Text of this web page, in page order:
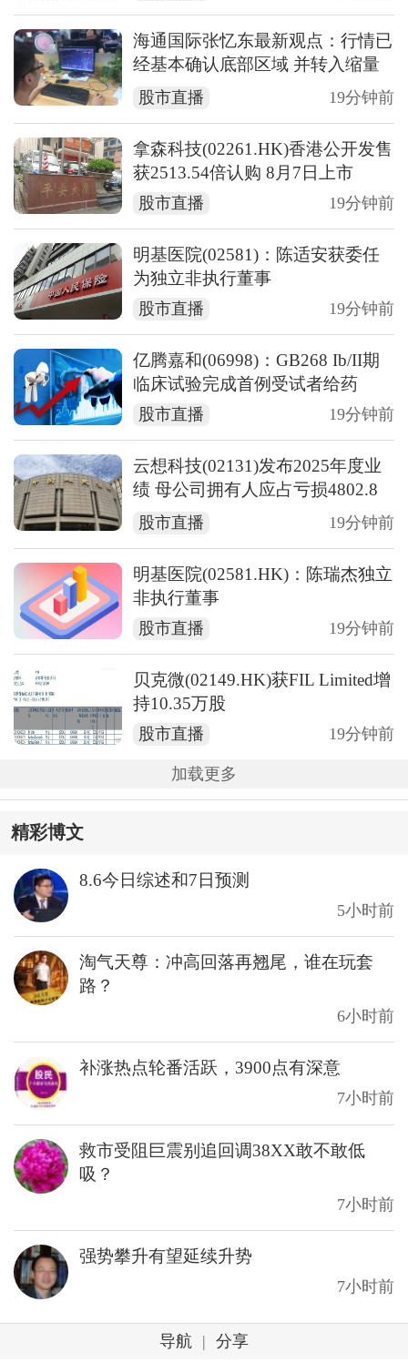
海通国际张忆东最新观点：行情已
经基本确认底部区域 并转入缩量
磨底和蓄势阶段
股市直播 19分钟前
拿森科技(02261.HK)香港公开发售
获2513.54倍认购 8月7日上市
股市直播 19分钟前
明基医院(02581)：陈适安获委任
为独立非执行董事
股市直播 19分钟前
亿腾嘉和(06998)：GB268 Ib/II期
临床试验完成首例受试者给药
股市直播 19分钟前
云想科技(02131)发布2025年度业
绩 母公司拥有人应占亏损4802.8
万元 同比收窄89.55%
股市直播 19分钟前
明基医院(02581.HK)：陈瑞杰独立
非执行董事
股市直播 19分钟前
贝克微(02149.HK)获FIL Limited增
持10.35万股
股市直播 19分钟前
加载更多
精彩博文
8.6今日综述和7日预测
5小时前
淘气天尊：冲高回落再翘尾，谁在玩套
路？
6小时前
补涨热点轮番活跃，3900点有深意
7小时前
救市受阻巨震别追回调38XX敢不敢低
吸？
7小时前
强势攀升有望延续升势
7小时前
导航 | 分享